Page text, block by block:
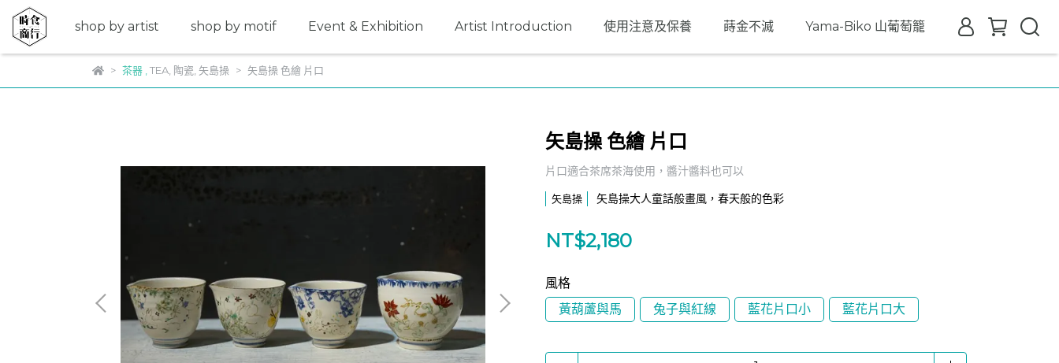
shop by artist shop by motif Event & Exhibition Artist Introduction 使用注意及保養 蒔金不滅 Yama-Biko 山葡萄籠
茶器, TEA, 陶瓷 矢島操 矢島操 色繪 片口
矢島操 色繪 片口
片口適合茶席茶海使用，醬汁醬料也可以
矢島操 矢島操大人童話般畫風，春天般的色彩
NT$2,180
風格
黃葫蘆與馬
兔子與紅線 藍花片口小 藍花片口大